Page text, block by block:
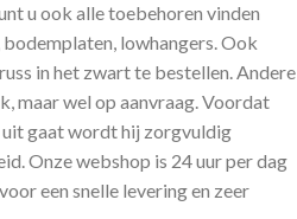
u ook alle toebehoren vinden
lowhangers. Ook
in het zwart te bestellen. Andere
maar wel op aanvraag. Voordat
uit gaat wordt hij zorgvuldig
Onze webshop is 24 uur per dag
een snelle levering en zeer